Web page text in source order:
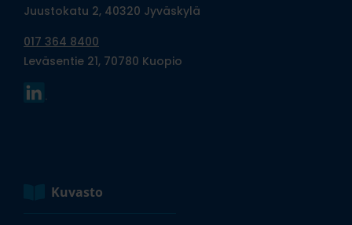
Juustokatu 2, 40320 Jyväskylä
017 364 8400
Leväsentie 21, 70780 Kuopio
Kuvasto